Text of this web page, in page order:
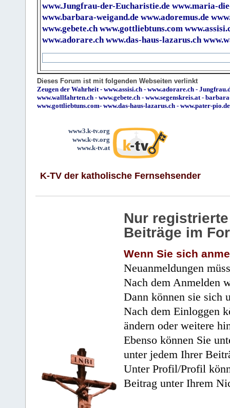
www.Jungfrau-der-Eucharistie.de www.maria-
www.barbara-weigand.de www.adoremus.de
www.gebete.ch www.gottliebtuns.com
www.adorare.ch www.das-haus-lazarus.ch
Dieses Forum ist mit folgenden Webseiten verlinkt
Zeugen der Wahrheit- www.assisi.ch - www.adorare.ch -
www.wallfahrten.ch - www.gebete.ch - www.segenskreis.at-
www.gottliebtuns.com- www.das-haus-lazarus.ch - www.pater-pio.de
www3.k-tv.org
www.k-tv.org
www.k-tv.at
K-TV der katholische Fernsehsender
Nur
Beiträge im
Wenn Sie sich
Neuanmeldungen
Nach dem Anmelden
Dann können sie sich
Nach dem Einloggen
ändern oder weitere
Ebenso können Sie
unter jedem Ihrer
Unter Profil/Profil
Beitrag unter Ihrem